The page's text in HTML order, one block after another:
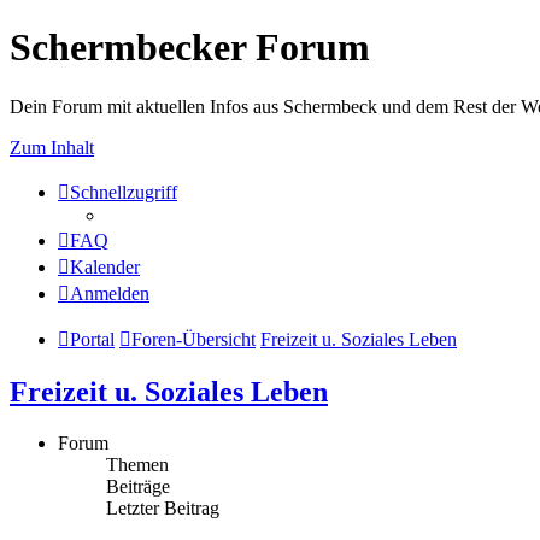
Schermbecker Forum
Dein Forum mit aktuellen Infos aus Schermbeck und dem Rest der
Zum Inhalt
Schnellzugriff
FAQ
Kalender
Anmelden
Portal Foren-Übersicht Freizeit u. Soziales Leben
Freizeit u. Soziales Leben
Forum
Themen
Beiträge
Letzter Beitrag